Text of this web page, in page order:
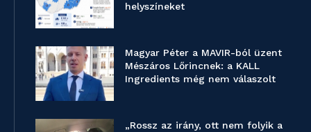
helyszíneket
Magyar Péter a MAVIR-ból üzent
Mészáros Lőrincnek: a KALL
Ingredients még nem válaszolt
„Rossz az irány, ott nem folyik a